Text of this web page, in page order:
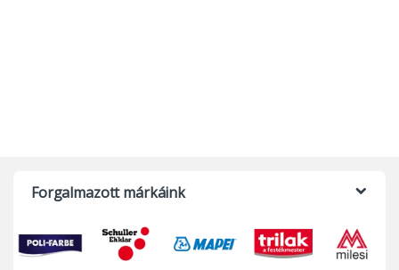
Forgalmazott márkáink